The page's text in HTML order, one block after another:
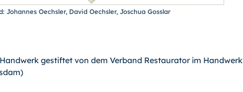
Johannes Oechsler, David Oechsler, Joschua Gosslar
gestiftet von dem Verband Restaurator im Handwerk